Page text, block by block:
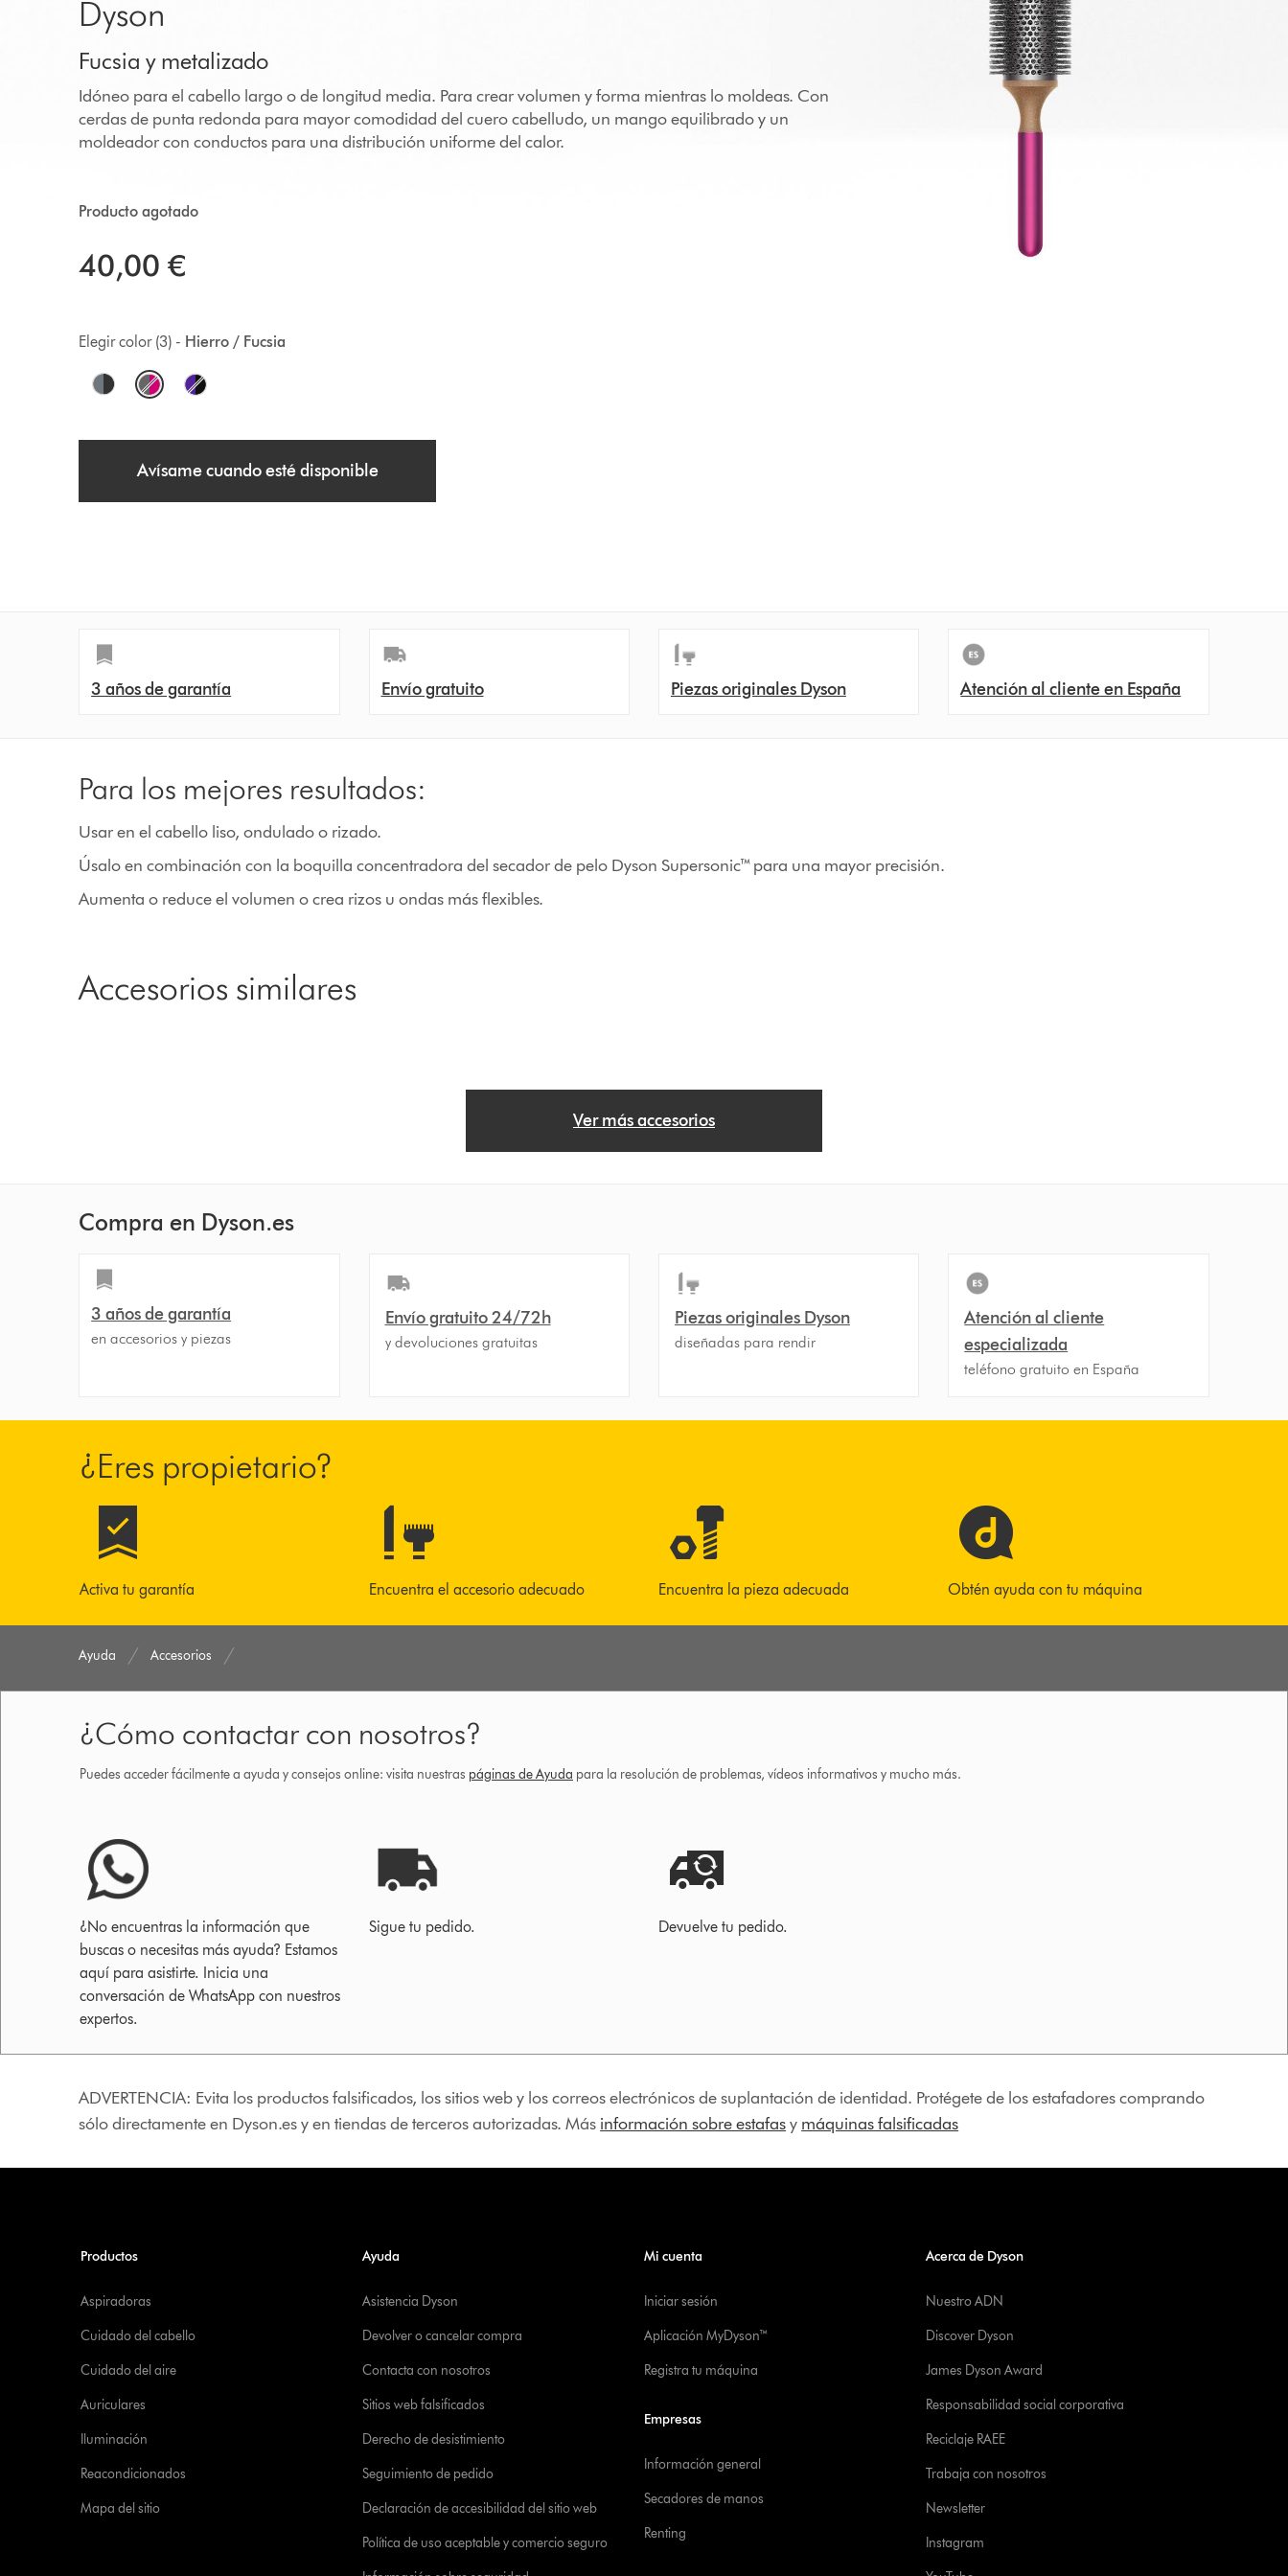
Dyson
Fucsia y metalizado
Idóneo para el cabello largo o de longitud media. Para crear volumen y forma mientras lo moldeas. Con
cerdas de punta redonda para mayor comodidad del cuero cabelludo, un mango equilibrado y un
moldeador con conductos para una distribución uniforme del calor.
Producto agotado
40,00 €
Hierro / Fucsia
Elegir color (3) -
O
t
Avísame cuando esté disponible
3 años de garantía Envío gratuito Piezas originales Dyson Atención al cliente en España
Para los mejores resultados:
Usar en el cabello liso, ondulado o rizado.
Úsalo en combinación con la boquilla concentradora del secador de pelo Dyson Supersonic™ para una mayor precisión.
Aumenta o reduce el volumen o crea rizos u ondas más flexibles.
Accesorios similares
Ver más accesorios
Compra en Dyson.es
3 años de garantía
en accesorios y piezas
Envío gratuito 24/72h
y devoluciones gratuitas
Piezas originales Dyson
diseñadas para rendir
Atención al cliente
especializada
teléfono gratuito en España
¿Eres propietario?
Activa tu garantía Encuentra el accesorio adecuado Encuentra la pieza adecuada Obtén ayuda con tu máquina
Ayuda Accesorios
¿Cómo contactar con nosotros?
Puedes acceder fácilmente a ayuda y consejos online: visita nuestras páginas de Ayuda para la resolución de problemas, vídeos informativos y mucho más.
¿No encuentras la información que
buscas o necesitas más ayuda? Estamos
aquí para asistirte. Inicia una
conversación de WhatsApp con nuestros
expertos.
Sigue tu pedido. Devuelve tu pedido.
ADVERTENCIA: Evita los productos falsificados, los sitios web y los correos electrónicos de suplantación de identidad. Protégete de los estafadores comprando
sólo directamente en Dyson.es y en tiendas de terceros autorizadas. Más información sobre estafasy máquinas falsificadas
Productos
Aspiradoras
Cuidado del cabello
Cuidado del aire
Auriculares
Iluminación
Reacondicionados
Mapa del sitio
Ayuda
Asistencia Dyson
Devolver o cancelar compra
Contacta con nosotros
Sitios web falsificados
Derecho de desistimiento
Seguimiento de pedido
Declaración de accesibilidad del sitio web
Política de uso aceptable y comercio seguro
Mi cuenta
Iniciar sesión
Aplicación MyDyson™
Registra tu máquina
Empresas
Información general
Secadores de manos
Renting
Acerca de Dyson
Nuestro ADN
Discover Dyson
James Dyson Award
Responsabilidad social corporativa
Reciclaje RAEE
Trabaja con nosotros
Newsletter
Instagram